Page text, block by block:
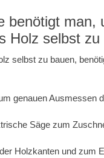
benötigt man,
Holz selbst zu
selbst zu bauen,
genauen Ausmessen
Säge zum
Holzkanten und zum